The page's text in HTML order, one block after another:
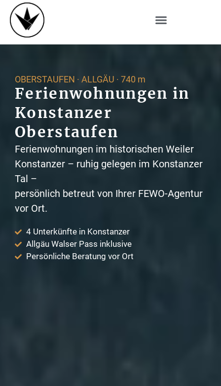
OBERSTAUFEN · ALLGÄU · 740 m
Ferienwohnungen in
Konstanzer
Oberstaufen
Ferienwohnungen im historischen Weiler
Konstanzer – ruhig gelegen im Konstanzer
Tal –
persönlich betreut von Ihrer FEWO-Agentur
vor Ort.
4 Unterkünfte in Konstanzer​
Allgäu Walser Pass inklusive
Persönliche Beratung vor Ort​